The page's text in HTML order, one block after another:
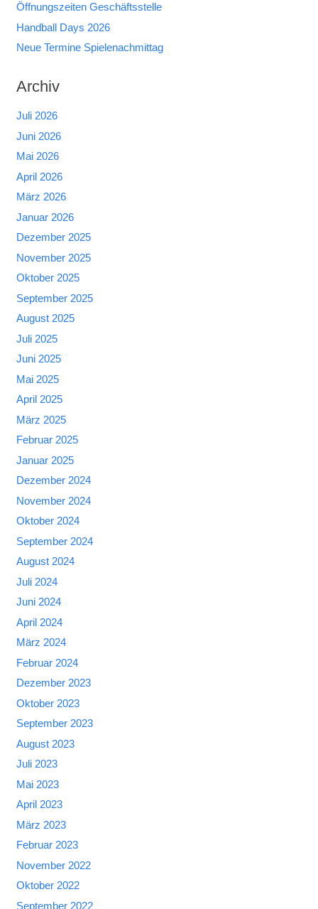
Öffnungszeiten Geschäftsstelle
Handball Days 2026
Neue Termine Spielenachmittag
Archiv
Juli 2026
Juni 2026
Mai 2026
April 2026
März 2026
Januar 2026
Dezember 2025
November 2025
Oktober 2025
September 2025
August 2025
Juli 2025
Juni 2025
Mai 2025
April 2025
März 2025
Februar 2025
Januar 2025
Dezember 2024
November 2024
Oktober 2024
September 2024
August 2024
Juli 2024
Juni 2024
April 2024
März 2024
Februar 2024
Dezember 2023
Oktober 2023
September 2023
August 2023
Juli 2023
Mai 2023
April 2023
März 2023
Februar 2023
November 2022
Oktober 2022
September 2022